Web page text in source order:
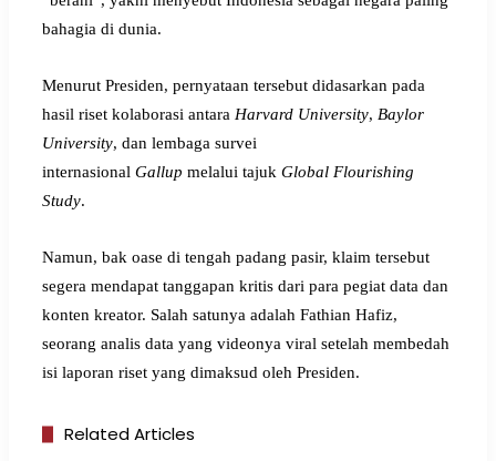
bahagia di dunia.
Menurut Presiden, pernyataan tersebut didasarkan pada
hasil riset kolaborasi antara Harvard University, Baylor
University, dan lembaga survei
internasional Gallup melalui tajuk Global Flourishing
Study.
Namun, bak oase di tengah padang pasir, klaim tersebut
segera mendapat tanggapan kritis dari para pegiat data dan
konten kreator. Salah satunya adalah Fathian Hafiz,
seorang analis data yang videonya viral setelah membedah
isi laporan riset yang dimaksud oleh Presiden.
Related Articles